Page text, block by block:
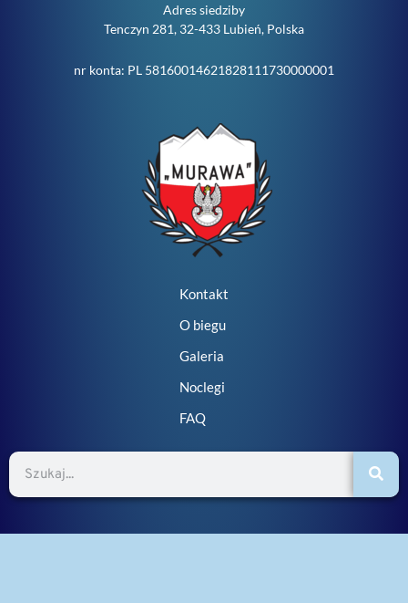
Kontakt
O biegu
Galeria
Noclegi
FAQ
Szukaj
Adres siedziby
Tenczyn 281, 32-433 Lubień, Polska
nr konta: PL 58160014621828111730000001